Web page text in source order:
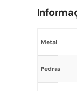
Metal
Pedras